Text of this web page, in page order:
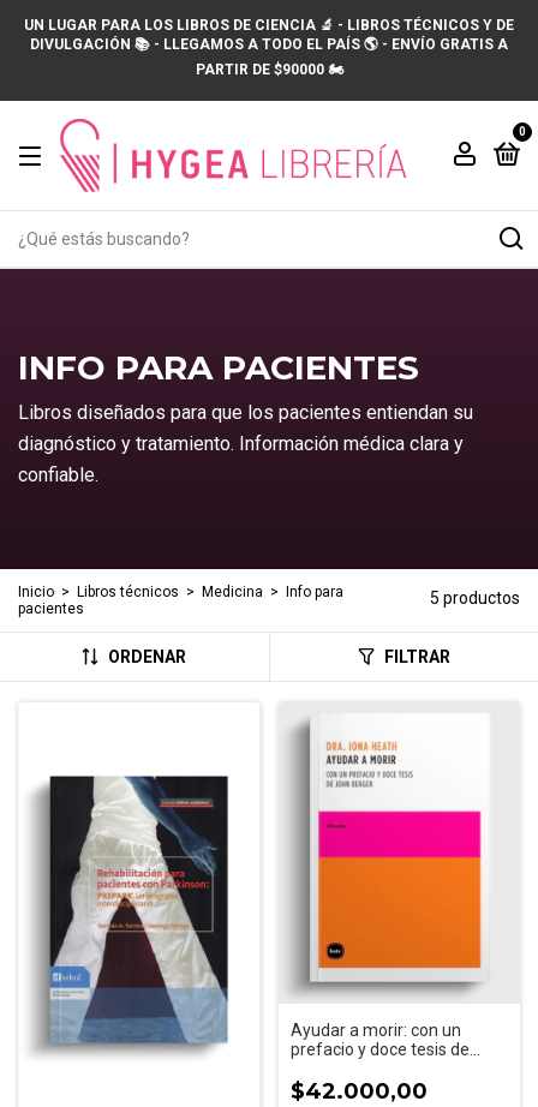
UN LUGAR PARA LOS LIBROS DE CIENCIA 🔬 - LIBROS TÉCNICOS Y DE
DIVULGACIÓN 📚 - LLEGAMOS A TODO EL PAÍS 🌎 - ENVÍO GRATIS A
PARTIR DE $90000 🏍️
0
INFO PARA PACIENTES
Libros diseñados para que los pacientes entiendan su
diagnóstico y tratamiento. Información médica clara y
confiable.
Inicio > Libros técnicos > Medicina > Info para
pacientes
5 productos
ORDENAR FILTRAR
Ayudar a morir: con un
prefacio y doce tesis de
$42.000,00